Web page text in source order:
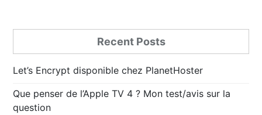
Recent Posts
Let’s Encrypt disponible chez PlanetHoster
Que penser de l’Apple TV 4 ? Mon test/avis sur la
question